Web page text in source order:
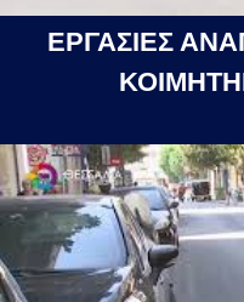
ΕΡΓΑΣΙΕΣ